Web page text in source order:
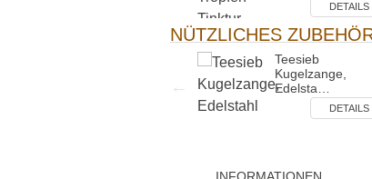
DETAILS
NÜTZLICHES
Teesieb
Kugelzange,
Edelsta…
DETAILS